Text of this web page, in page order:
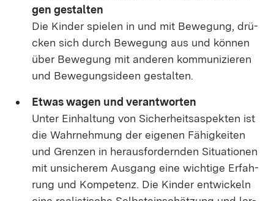
gen ge­stal­ten
Die Kin­der spie­len in und mit Be­we­gung, drü­
cken sich durch Be­we­gung aus und kön­nen
über Be­we­gung mit an­de­ren kom­mu­ni­zie­ren
und Be­we­gungs­ide­en ge­stal­ten.
Et­was wa­gen und ver­ant­wor­ten
Un­ter Ein­hal­tung von Si­cher­heits­as­pek­ten ist
die Wahr­neh­mung der ei­ge­nen Fä­hig­kei­ten
und Gren­zen in her­aus­for­dern­den Si­tua­tio­nen
mit un­si­che­rem Aus­gang ei­ne wich­ti­ge Er­fah­
rung und Kom­pe­tenz. Die Kin­der ent­wi­ckeln